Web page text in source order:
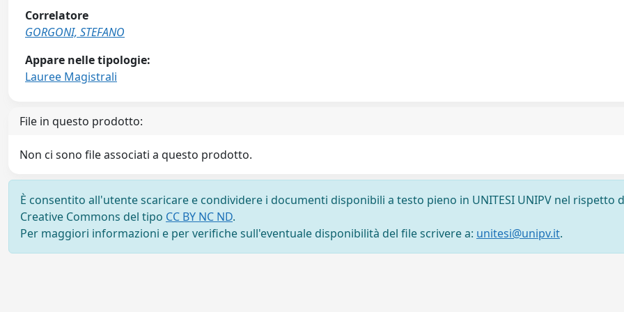
Correlatore
GORGONI, STEFANO
Appare nelle tipologie:
Lauree Magistrali
File in questo prodotto:
Non ci sono file associati a questo prodotto.
È consentito all'utente scaricare e condividere i documenti disponibili a testo pieno in UNITESI UNIPV nel rispetto
Creative Commons del tipo CC BY NC ND.
Per maggiori informazioni e per verifiche sull'eventuale disponibilità del file scrivere a: unitesi@unipv.it.